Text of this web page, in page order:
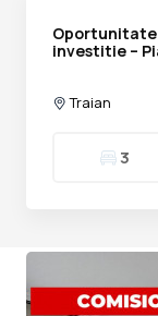
investitie –
Traian
3